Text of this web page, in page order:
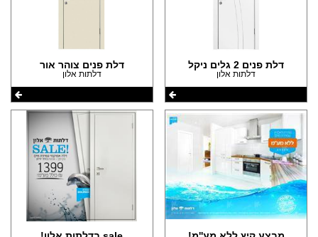
דלת פנים 2 גלים ניקל
דלתות אלון
דלת פנים צוהר אור
דלתות אלון